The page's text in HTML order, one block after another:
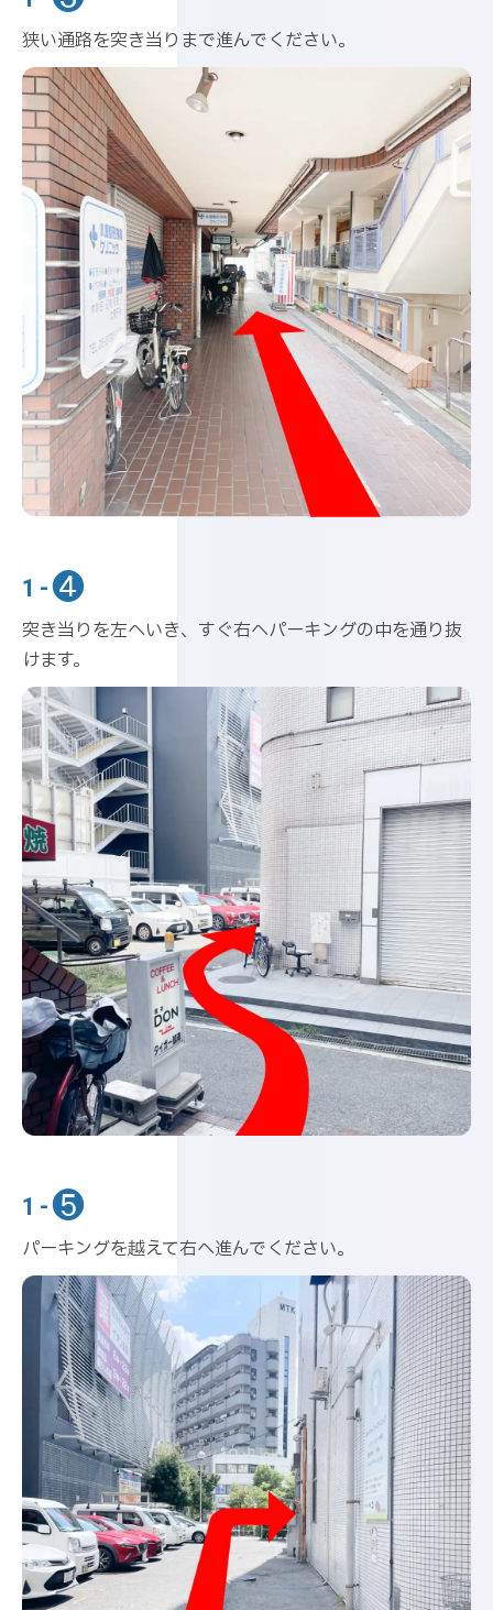
狭い通路を突き当りまで進んでください。
1-❹
突き当りを左へいき、すぐ右へパーキングの中を通り抜
けます。
1-❺
パーキングを越えて右へ進んでください。